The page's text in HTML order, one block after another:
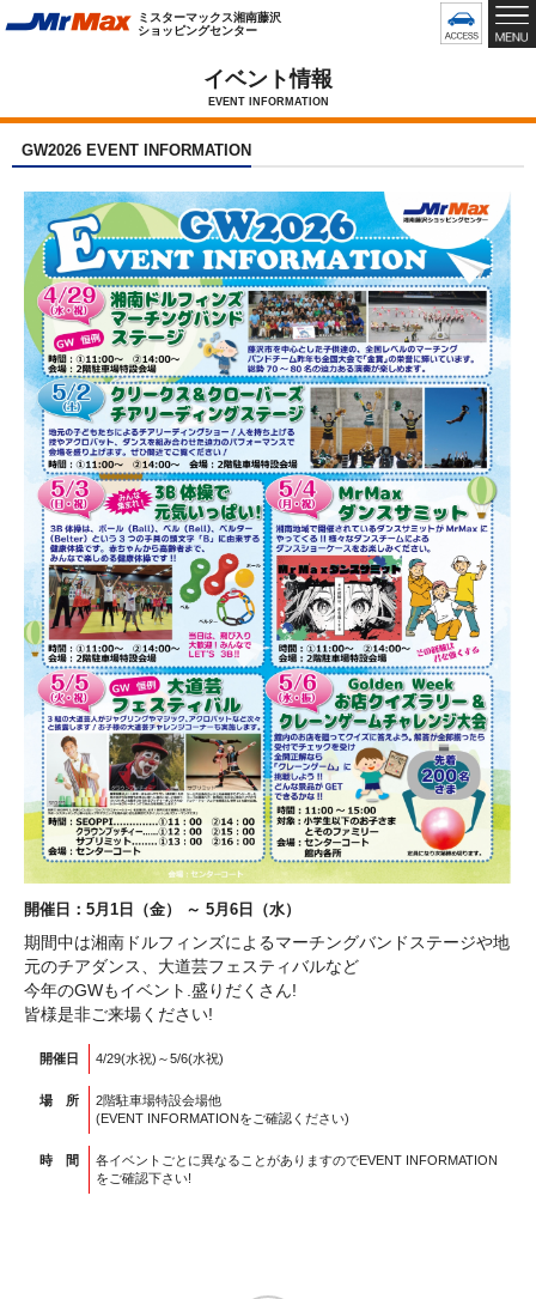
ミスターマックス湘南藤沢
ショッピングセンター
ロ
メ
ュ
イベント情報
EVENT INFORMATION
GW2026 EVENT INFORMATION
開催日：5月1日（金） ～ 5月6日（水）
期間中は湘南ドルフィンズによるマーチングバンドステージや地
元のチアダンス、大道芸フェスティバルなど
今年のGWもイベント.盛りだくさん!
皆様是非ご来場ください!
開催日 4/29(水祝)～5/6(水祝)
場 所
2階駐車場特設会場他
(EVENT INFORMATIONをご確認ください)
時 間
各イベントごとに異なることがありますのでEVENT INFORMATION
をご確認下さい!